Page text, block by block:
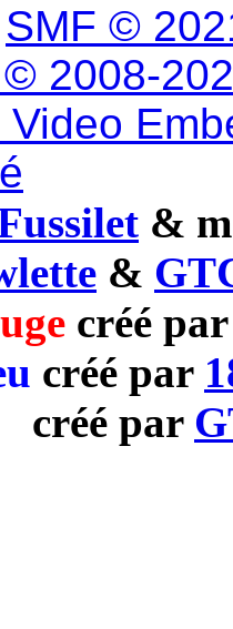
SMF ©
2008-
&
&
créé
créé par
créé par